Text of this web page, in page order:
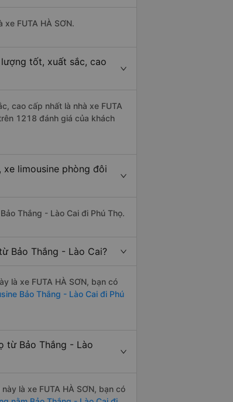
FUTA HÀ SƠN.
tốt, xuất sắc, cao
cao cấp nhất là nhà xe FUTA
1218 đánh giá của khách
xe limousine phòng đôi
Thắng - Lào Cai đi Phú Thọ.
Bảo Thắng - Lào Cai?
là xe FUTA HÀ SƠN, bạn có
Bảo Thắng - Lào Cai đi Phú
từ Bảo Thắng - Lào
là xe FUTA HÀ SƠN, bạn có